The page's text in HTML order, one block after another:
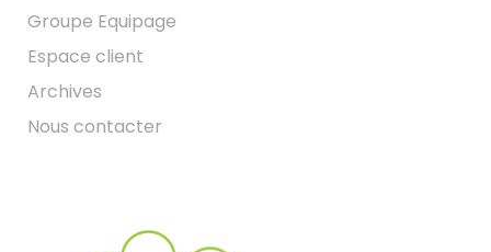
Groupe Equipage
Espace client
Archives
Nous contacter